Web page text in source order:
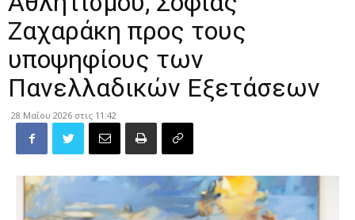
Ζαχαράκη προς τους
υποψηφίους των
Πανελλαδικών Εξετάσεων
28 Μαΐου 2026 στις 11:42